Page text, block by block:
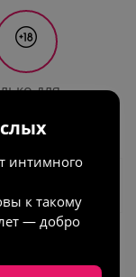
для
и
in the dark!
интимного
к такому
— добро